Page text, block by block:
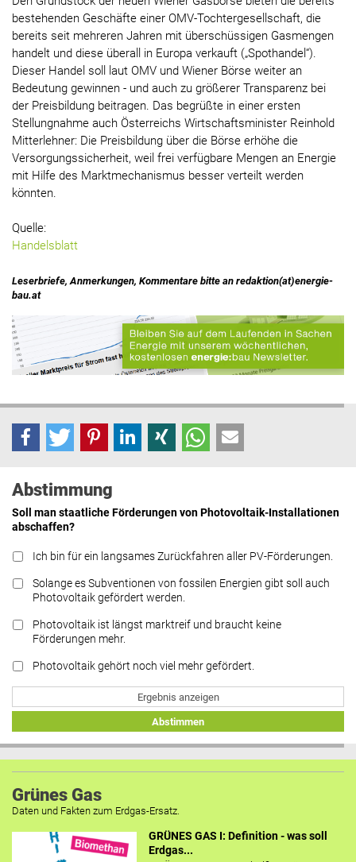
bestehenden Geschäfte einer OMV-Tochtergesellschaft, die
bereits seit mehreren Jahren mit überschüssigen Gasmengen
handelt und diese überall in Europa verkauft („Spothandel“).
Dieser Handel soll laut OMV und Wiener Börse weiter an
Bedeutung gewinnen - und auch zu größerer Transparenz bei
der Preisbildung beitragen. Das begrüßte in einer ersten
Stellungnahme auch Österreichs Wirtschaftsminister Reinhold
Mitterlehner: Die Preisbildung über die Börse erhöhe die
Versorgungssicherheit, weil frei verfügbare Mengen an Energie
mit Hilfe des Marktmechanismus besser verteilt werden
könnten.
Quelle:
Handelsblatt
Leserbriefe, Anmerkungen, Kommentare bitte an redaktion(at)energie-
bau.at
Abstimmung
Soll man staatliche Förderungen von Photovoltaik-Installationen
abschaffen?
Ich bin für ein langsames Zurückfahren aller PV-Förderungen.
Solange es Subventionen von fossilen Energien gibt soll auch
Photovoltaik gefördert werden.
Photovoltaik ist längst marktreif und braucht keine
Förderungen mehr.
Photovoltaik gehört noch viel mehr gefördert.
Ergebnis anzeigen
Abstimmen
Grünes Gas
Daten und Fakten zum Erdgas-Ersatz.
GRÜNES GAS I: Definition - was soll
Erdgas...